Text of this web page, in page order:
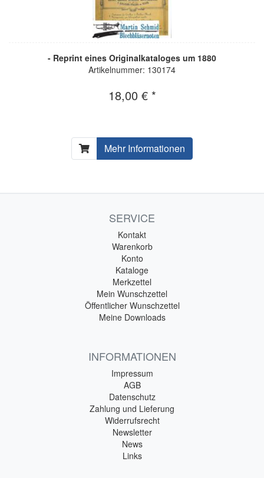
- Reprint eines Originalkataloges um 1880
Artikelnummer: 130174
18,00 € *
Mehr Informationen
SERVICE
Kontakt
Warenkorb
Konto
Kataloge
Merkzettel
Mein Wunschzettel
Öffentlicher Wunschzettel
Meine Downloads
INFORMATIONEN
Impressum
AGB
Datenschutz
Zahlung und Lieferung
Widerrufsrecht
Newsletter
News
Links